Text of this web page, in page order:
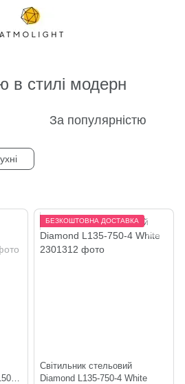
в стилі модерн
За популярністю
4
БЕЗКОШТОВНА ДОСТАВКА
Світильник стельовий
Diamond L135-750-4 White